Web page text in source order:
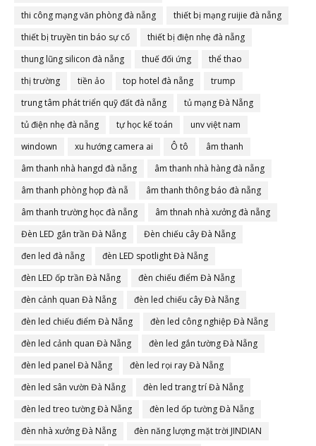
thi công mạng văn phòng đà nẵng
thiết bị mạng ruijie đà nẵng
thiết bị truyền tin báo sự cố
thiết bị điện nhẹ đà nẵng
thung lũng silicon đà nẵng
thuế đối ứng
thể thao
thị trường
tiền ảo top hotel đà nẵng
trump
trung tâm phát triển quỹ đất đà nẵng
tủ mạng Đà Nẵng
tủ điện nhẹ đà nẵng
tự học kế toán
unv việt nam
windown
xu hướng camera ai Ô tô
âm thanh
âm thanh nhà hangd đà nẵng
âm thanh nhà hàng đà nẵng
âm thanh phòng họp đà nẵ
âm thanh thông báo đà nẵng
âm thanh trường học đà nẵng
âm thnah nhà xưởng đà nẵng
Đèn LED gắn trần Đà Nẵng
Đèn chiếu cây Đà Nẵng
đen led đà nẵng
đèn LED spotlight Đà Nẵng
đèn LED ốp trần Đà Nẵng
đèn chiếu điểm Đà Nẵng
đèn cảnh quan Đà Nẵng
đèn led chiếu cây Đà Nẵng
đèn led chiếu điểm Đà Nẵng
đèn led công nghiệp Đà Nẵng
đèn led cảnh quan Đà Nẵng
đèn led gắn tường Đà Nẵng
đèn led panel Đà Nẵng
đèn led rọi ray Đà Nẵng
đèn led sân vườn Đà Nẵng
đèn led trang trí Đà Nẵng
đèn led treo tường Đà Nẵng
đèn led ốp tường Đà Nẵng
đèn nhà xưởng Đà Nẵng
đèn năng lượng mặt trời JINDIAN